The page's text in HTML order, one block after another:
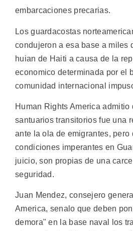
embarcaciones precarias.
Los guardacostas
condujeron a esa base a miles
huian de Haiti a causa de la
economico determinada por el
comunidad internacional
Human Rights America
santuarios transitorios fue una
ante la ola de emigrantes, pero
condiciones imperantes en
juicio, son propias de una
seguridad.
Juan Mendez, consejero
America, senalo que deben
demora" en la base naval los